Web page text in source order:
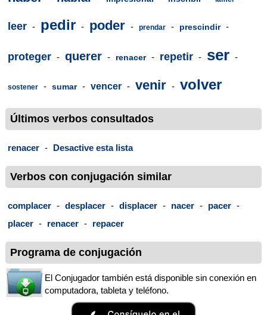
leer - pedir - poder - prendar - prescindir -
proteger - querer - renacer - repetir - ser -
sostener - sumar - vencer - venir - volver
Últimos verbos consultados
renacer - Desactive esta lista
Verbos con conjugación similar
complacer - desplacer - displacer - nacer - pacer -
placer - renacer - repacer
Programa de conjugación
El Conjugador también está disponible sin conexión en
computadora, tableta y teléfono.